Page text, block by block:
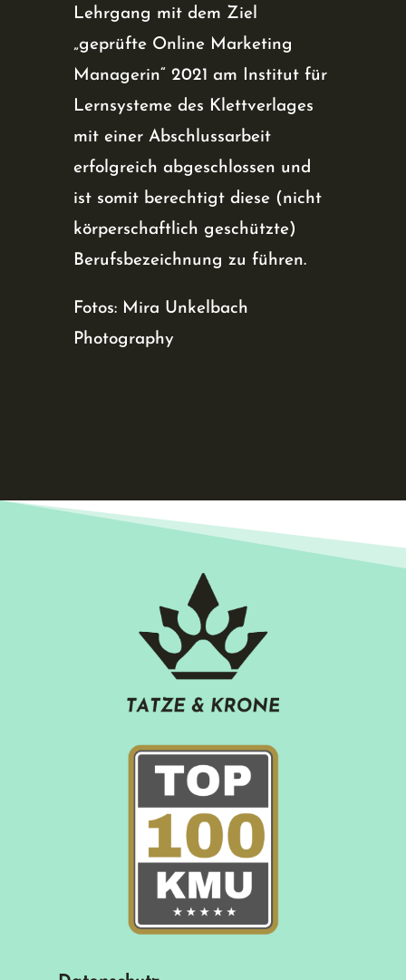
Lehrgang mit dem Ziel
„geprüfte Online Marketing
Managerin“ 2021 am Institut für
Lernsysteme des Klettverlages
mit einer Abschlussarbeit
erfolgreich abgeschlossen und
ist somit berechtigt diese (nicht
körperschaftlich geschützte)
Berufsbezeichnung zu führen.
Fotos: Mira Unkelbach
Photography